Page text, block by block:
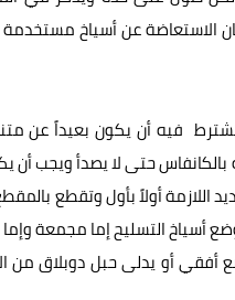
عن أسياخ مستخدمة
فيه أن يكون بعيداً عن
حتى لا يصدأ ويجب أن
اللازمة أولاً بأول وتقطع
أسياخ التسليح إما مجمعة
يدلى حبل دوبلاق من